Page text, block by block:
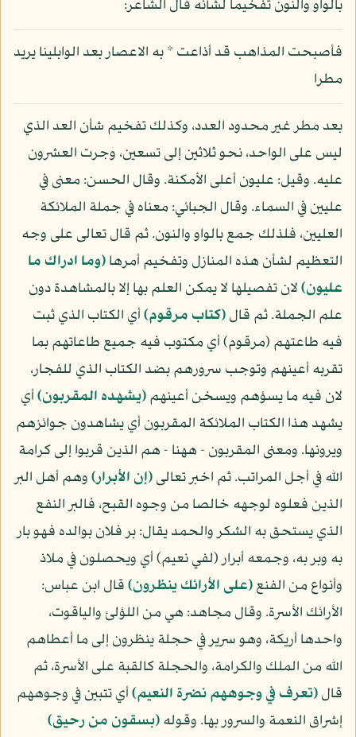
بالواو والنون تفخيما لشأنه قال الشاعر:
فأصبحت المذاهب قد أذاعت * به الاعصار بعد الوابلينا يريد
مطرا
بعد مطر غير محدود العدد، وكذلك تفخيم شأن العد الذي
ليس على الواحد، نحو ثلاثين إلى تسعين، وجرت العشرون
عليه. وقيل: عليون أعلى الأمكنة. وقال الحسن: معنى في
عليين في السماء. وقال الجبائي: معناه في جملة الملائكة
العليين، فلذلك جمع بالواو والنون. ثم قال تعالى على وجه
التعظيم لشأن هذه المنازل وتفخيم أمرها(وما ادراك ما
عليون)لان تفصيلها لا يمكن العلم بها إلا بالمشاهدة دون
علم الجملة. ثم قال(كتاب مرقوم)أي الكتاب الذي ثبت
فيه طاعتهم (مرقوم) أي مكتوب فيه جميع طاعاتهم بما
تقربه أعينهم وتوجب سرورهم بضد الكتاب الذي للفجار،
لان فيه ما يسؤهم ويسخن أعينهم(يشهده المقربون)أي
يشهد هذا الكتاب الملائكة المقربون أي يشاهدون جوائزهم
ويرونها. ومعنى المقربون - ههنا - هم الذين قربوا إلى كرامة
الله في أجل المراتب. ثم اخبر تعالى(إن الأبرار)وهم أهل البر
الذين فعلوه لوجهه خالصا من وجوه القبح، فالبر النفع
الذي يستحق به الشكر والحمد يقال: بر فلان بوالده فهو بار
به وبر به، وجمعه أبرار (لفي نعيم) أي ويحصلون في ملاذ
وأنواع من الفنع(على الأرائك ينظرون)قال ابن عباس:
الأرائك الأسرة. وقال مجاهد: هي من اللؤلئ والياقوت،
واحدها أريكة، وهو سرير في حجلة ينظرون إلى ما أعطاهم
الله من الملك والكرامة، والحجلة كالقبة على الأسرة، ثم
قال(تعرف في وجوههم نضرة النعيم)أي تتبين في وجوههم
إشراق النعمة والسرور بها. وقوله(بسقون من رحيق)